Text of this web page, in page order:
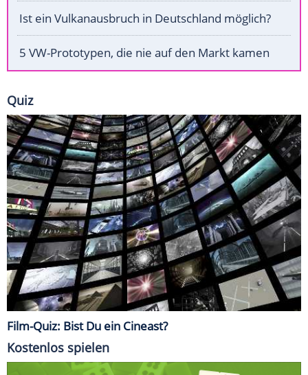
Ist ein Vulkanausbruch in Deutschland möglich?
5 VW-Prototypen, die nie auf den Markt kamen
Quiz
Film-Quiz: Bist Du ein Cineast?
Kostenlos spielen